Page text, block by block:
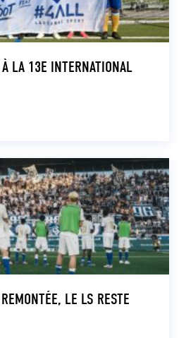
LA 13E INTERNATIONAL
LE LS RESTE